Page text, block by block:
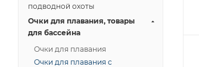
подводной охоты
Очки для плавания, товары
для бассейна
Очки для плавания
Очки для плавания с